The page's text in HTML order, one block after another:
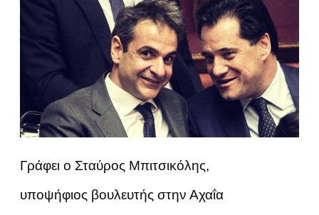
Γράφει ο Σταύρος Μπιτσικόλης,
υποψήφιος βουλευτής στην Αχαΐα